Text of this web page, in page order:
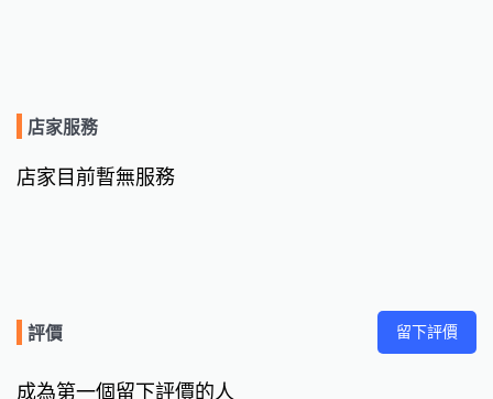
店家服務
店家目前暫無服務
評價 留下評價
成為第一個留下評價的人